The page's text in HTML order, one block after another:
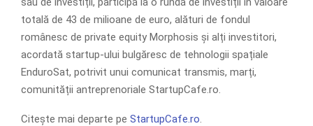
totală de 43 de milioane de euro, alături de fondul
românesc de private equity Morphosis și alți investitori,
acordată startup-ului bulgăresc de tehnologii spațiale
EnduroSat, potrivit unui comunicat transmis, marți,
comunității antreprenoriale StartupCafe.ro.
Citește mai departe pe StartupCafe.ro.